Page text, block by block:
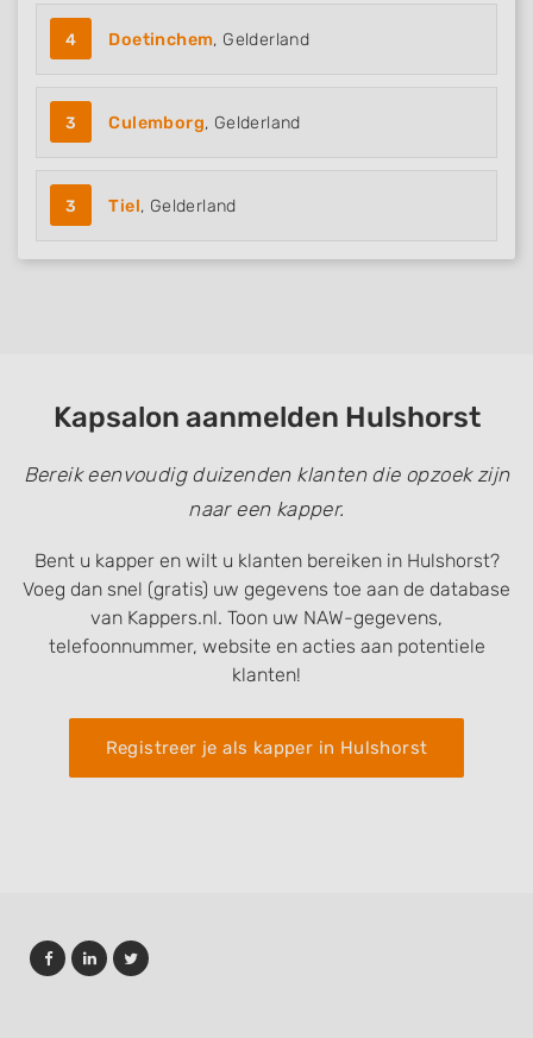
4 Doetinchem, Gelderland
3 Culemborg, Gelderland
3 Tiel, Gelderland
Kapsalon aanmelden Hulshorst
Bereik eenvoudig duizenden klanten die opzoek zijn
naar een kapper.
Bent u kapper en wilt u klanten bereiken in Hulshorst?
Voeg dan snel (gratis) uw gegevens toe aan de database
van Kappers.nl. Toon uw NAW-gegevens,
telefoonnummer, website en acties aan potentiele
klanten!
Registreer je als kapper in Hulshorst
Use limited data to select content
Use precise geolocation data
actively requested
Advertising